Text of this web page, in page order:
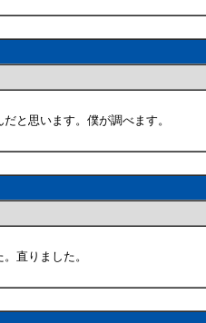
と思います。僕が調べます。
直りました。